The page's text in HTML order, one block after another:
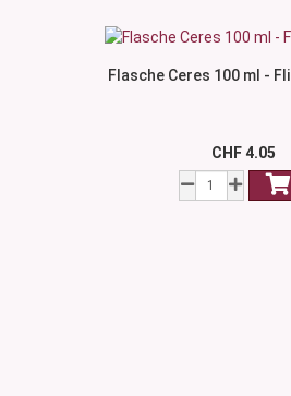
Flasche Ceres 100 ml -
CHF 4.05